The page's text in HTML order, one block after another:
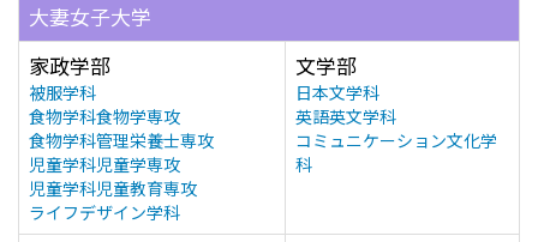
大妻女子大学
家政学部
被服学科
食物学科食物学専攻
食物学科管理栄養士専攻
児童学科児童学専攻
児童学科児童教育専攻
ライフデザイン学科
文学部
日本文学科
英語英文学科
コミュニケーション文化学
科